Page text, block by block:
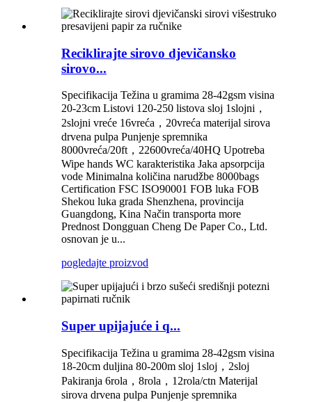
Reciklirajte sirovo djevičansko
sirovo...
Specifikacija Težina u gramima 28-42gsm visina
20-23cm Listovi 120-250 listova sloj 1slojni，
2slojni vreće 16vreća，20vreća materijal sirova
drvena pulpa Punjenje spremnika
8000vreća/20ft，22600vreća/40HQ Upotreba
Wipe hands WC karakteristika Jaka apsorpcija
vode Minimalna količina narudžbe 8000bags
Certification FSC ISO90001 FOB luka FOB
Shekou luka grada Shenzhena, provincija
Guangdong, Kina Način transporta more
Prednost Dongguan Cheng De Paper Co., Ltd.
osnovan je u...
pogledajte proizvod
Super upijajuće i q...
Specifikacija Težina u gramima 28-42gsm visina
18-20cm duljina 80-200m sloj 1sloj，2sloj
Pakiranja 6rola，8rola，12rola/ctn Materijal
sirova drvena pulpa Punjenje spremnika